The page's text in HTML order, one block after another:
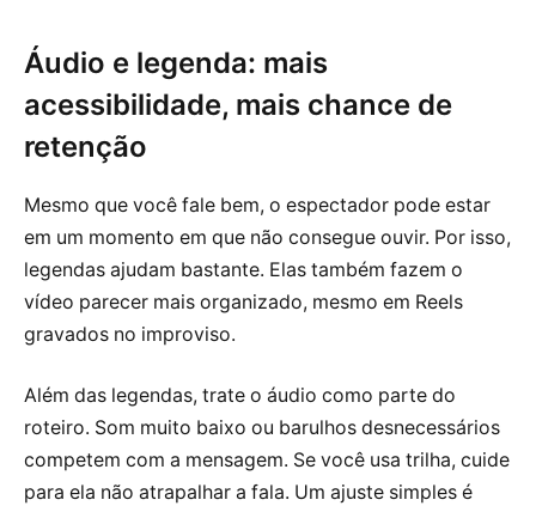
Áudio e legenda: mais
acessibilidade, mais chance de
retenção
Mesmo que você fale bem, o espectador pode estar
em um momento em que não consegue ouvir. Por isso,
legendas ajudam bastante. Elas também fazem o
vídeo parecer mais organizado, mesmo em Reels
gravados no improviso.
Além das legendas, trate o áudio como parte do
roteiro. Som muito baixo ou barulhos desnecessários
competem com a mensagem. Se você usa trilha, cuide
para ela não atrapalhar a fala. Um ajuste simples é